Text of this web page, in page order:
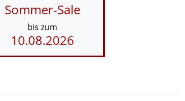
Sommer-Sale
bis zum
10.08.2026